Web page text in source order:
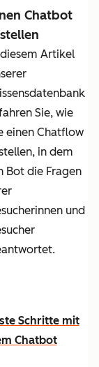
Chatbot
diesem Artikel
Sie, wie
einen Chatflow
in dem
Bot die Fragen
und
Schritte mit
Chatbot